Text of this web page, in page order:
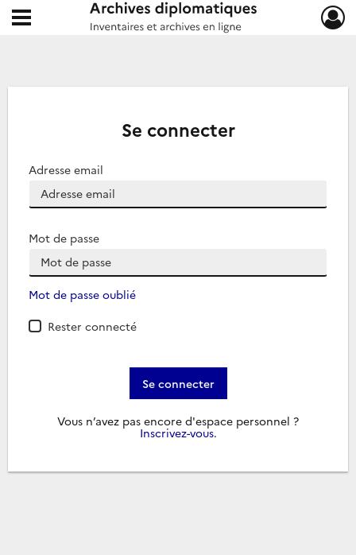
Archives diplomatiques
Ouvrir le menu déroulant
Se connecter
Adresse email
Mot de passe
Mot de passe oublié
Rester connecté
Se connecter
Vous n’avez pas encore d'espace personnel ?
Inscrivez-vous.